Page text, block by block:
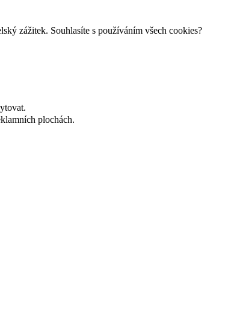
zážitek. Souhlasíte s používáním všech cookies?
plochách.